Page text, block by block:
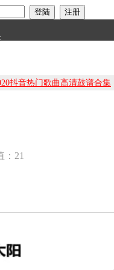
抖音热门歌曲高清鼓谱合集
：21